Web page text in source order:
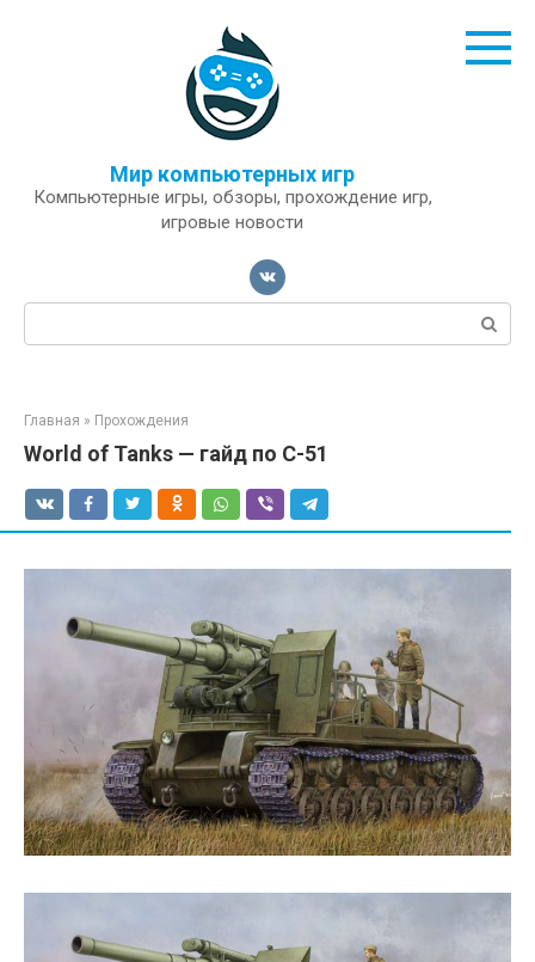
Мир компьютерных игр
Компьютерные игры, обзоры, прохождение игр,
игровые новости
Поиск:
Главная » Прохождения
World of Tanks — гайд по С-51